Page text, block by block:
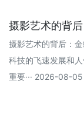
摄影艺术的背后
摄影艺术的背后：
科技的飞速发展和
重要··· 2026-08-05